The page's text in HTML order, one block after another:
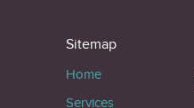
Sitemap
Home
Services